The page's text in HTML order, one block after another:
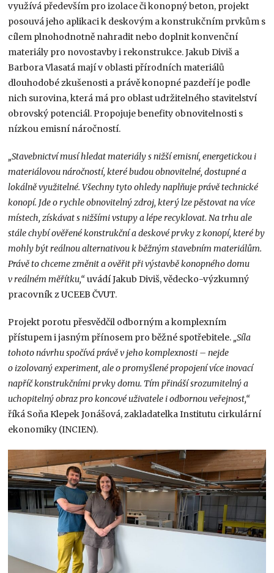
využívá především pro izolace či konopný beton, projekt
posouvá jeho aplikaci k deskovým a konstrukčním prvkům s
cílem plnohodnotně nahradit nebo doplnit konvenční
materiály pro novostavby i rekonstrukce. Jakub Diviš a
Barbora Vlasatá mají v oblasti přírodních materiálů
dlouhodobé zkušenosti a právě konopné pazdeří je podle
nich surovina, která má pro oblast udržitelného stavitelství
obrovský potenciál. Propojuje benefity obnovitelnosti s
nízkou emisní náročností.
„Stavebnictví musí hledat materiály s nižší emisní, energetickou i
materiálovou náročností, které budou obnovitelné, dostupné a
lokálně využitelné. Všechny tyto ohledy naplňuje právě technické
konopí. Jde o rychle obnovitelný zdroj, který lze pěstovat na více
místech, získávat s nižšími vstupy a lépe recyklovat. Na trhu ale
stále chybí ověřené konstrukční a deskové prvky z konopí, které by
mohly být reálnou alternativou k běžným stavebním materiálům.
Právě to chceme změnit a ověřit při výstavbě konopného domu
v reálném měřítku,“uvádí Jakub Diviš, vědecko-výzkumný
pracovník z UCEEB ČVUT.
Projekt porotu přesvědčil odborným a komplexním
přístupem i jasným přínosem pro běžné spotřebitele. „Síla
tohoto návrhu spočívá právě v jeho komplexnosti – nejde
o izolovaný experiment, ale o promyšlené propojení více inovací
napříč konstrukčními prvky domu. Tím přináší srozumitelný a
uchopitelný obraz pro koncové uživatele i odbornou veřejnost,“
říká Soňa Klepek Jonášová, zakladatelka Institutu cirkulární
ekonomiky (INCIEN).